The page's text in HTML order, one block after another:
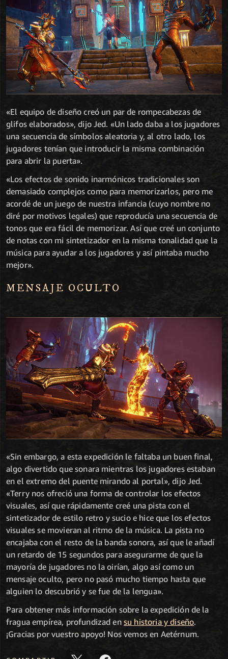
«El equipo de diseño creó un par de rompecabezas de
glifos elaborados», dijo Jed. «Un lado daba a los jugadores
una secuencia de símbolos aleatoria y, al otro lado, los
jugadores tenían que introducir la misma combinación
para abrir la puerta».
«Los efectos de sonido inarmónicos tradicionales son
demasiado complejos como para memorizarlos, pero me
acordé de un juego de nuestra infancia (cuyo nombre no
diré por motivos legales) que reproducía una secuencia de
tonos que era fácil de memorizar. Así que creé un conjunto
de notas con mi sintetizador en la misma tonalidad que la
música para ayudar a los jugadores y así pintaba mucho
mejor».
MENSAJE OCULTO
«Sin embargo, a esta expedición le faltaba un buen final,
algo divertido que sonara mientras los jugadores estaban
en el extremo del puente mirando al portal», dijo Jed.
«Terry nos ofreció una forma de controlar los efectos
visuales, así que rápidamente creé una pista con el
sintetizador de estilo retro y sucio e hice que los efectos
visuales se movieran al ritmo de la música. La pista no
encajaba con el resto de la banda sonora, así que le añadí
un retardo de 15 segundos para asegurarme de que la
mayoría de jugadores no la oirían, algo así como un
mensaje oculto, pero no pasó mucho tiempo hasta que
alguien lo descubrió y se fue de la lengua».
Para obtener más información sobre la expedición de la
fragua empírea, profundizad en su historia y diseño.
¡Gracias por vuestro apoyo! Nos vemos en Aetérnum.